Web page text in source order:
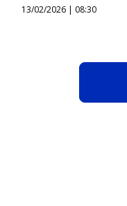
13/02/2026 | 08:30